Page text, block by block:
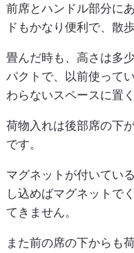
前席とハンドル部分に
ドもかなり便利で、散
畳んだ時も、高さは多
パクトで、以前使って
わらないスペースに置
荷物入れは後部席の下
です。
マグネットが付いてい
し込めばマグネットで
てきません。
また前の席の下からも